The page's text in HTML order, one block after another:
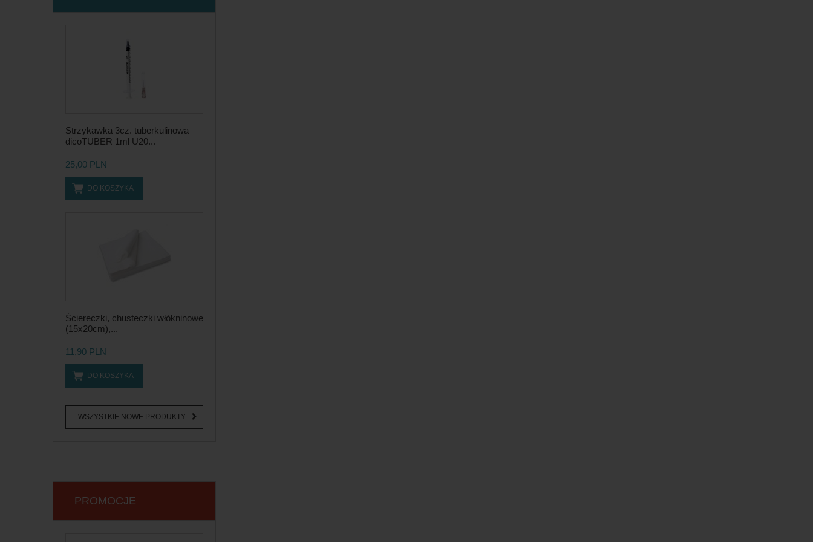
Strzykawka 3cz. tuberkulinowa
dicoTUBER 1ml U20...
25,00 PLN
DO KOSZYKA
Ściereczki, chusteczki włókninowe
(15x20cm),...
11,90 PLN
DO KOSZYKA
WSZYSTKIE NOWE PRODUKTY
PROMOCJE